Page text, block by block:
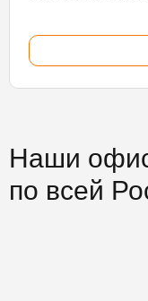
Наши
по всей